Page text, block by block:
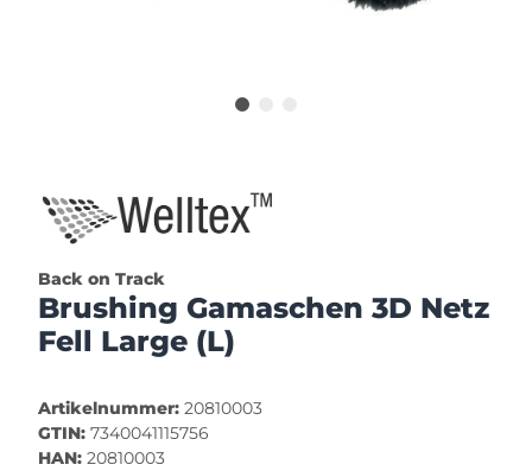
Back on Track
Brushing Gamaschen 3D Netz
Fell Large (L)
Artikelnummer: 20810003
GTIN: 7340041115756
HAN: 20810003